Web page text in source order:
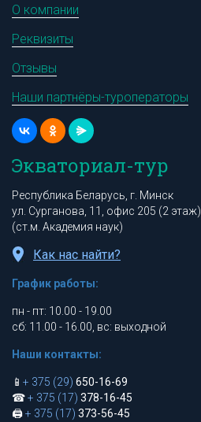
О компании
Реквизиты
Отзывы
Наши партнёры-туроператоры
Экваториал-тур
Республика Беларусь, г. Минск
ул. Сурганова, 11, офис 205 (2 этаж)
(ст.м. Академия наук)
Как нас найти?
График работы:
пн - пт: 10.00 - 19.00
сб: 11.00 - 16.00, вс: выходной
Наши контакты:
📱 + 375 (29) 650-16-69
☎+ 375 (17) 378-16-45
🖨+ 375 (17) 373-56-45